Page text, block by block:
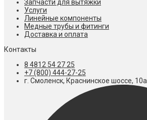
Запчасти для вытяжки
Услуги
Линейные компоненты
Медные трубы и фитинги
Доставка и оплата
Контакты
8 4812 54 27 25
+7 (800) 444-27-25
г. Смоленск, Краснинское шоссе, 10а